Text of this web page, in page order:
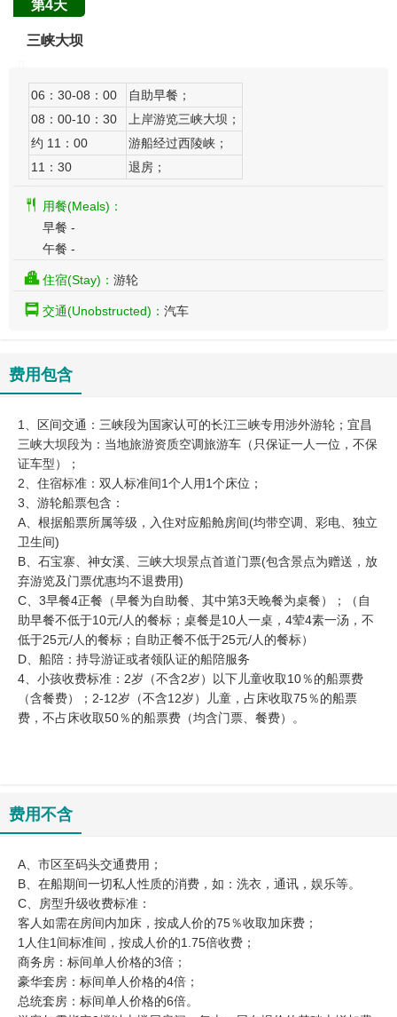
第4天
三峡大坝
06：30-08：00
自助早餐；
08：00-10：30
上岸游览三峡大坝；
约 11：00
游船经过西陵峡；
11：30
退房；
用餐(Meals)：
早餐 -
午餐 -
住宿(Stay)： 游轮
交通(Unobstructed)： 汽车
费用包含
1、区间交通：三峡段为国家认可的长江三峡专用涉外游轮；宜昌
三峡大坝段为：当地旅游资质空调旅游车（只保证一人一位，不保
证车型）；
2、住宿标准：双人标准间1个人用1个床位；
3、游轮船票包含：
A、根据船票所属等级，入住对应船舱房间(均带空调、彩电、独立
卫生间)
B、石宝寨、神女溪、三峡大坝景点首道门票(包含景点为赠送，放
弃游览及门票优惠均不退费用)
C、3早餐4正餐（早餐为自助餐、其中第3天晚餐为桌餐）；（自
助早餐不低于10元/人的餐标；桌餐是10人一桌，4荤4素一汤，不
低于25元/人的餐标；自助正餐不低于25元/人的餐标）
D、船陪：持导游证或者领队证的船陪服务
4、小孩收费标准：2岁（不含2岁）以下儿童收取10％的船票费
（含餐费）；2-12岁（不含12岁）儿童，占床收取75％的船票
费，不占床收取50％的船票费（均含门票、餐费）。
费用不含
A、市区至码头交通费用；
B、在船期间一切私人性质的消费，如：洗衣，通讯，娱乐等。
C、房型升级收费标准：
客人如需在房间内加床，按成人价的75％收取加床费；
1人住1间标准间，按成人价的1.75倍收费；
商务房：标间单人价格的3倍；
豪华套房：标间单人价格的4倍；
总统套房：标间单人价格的6倍。